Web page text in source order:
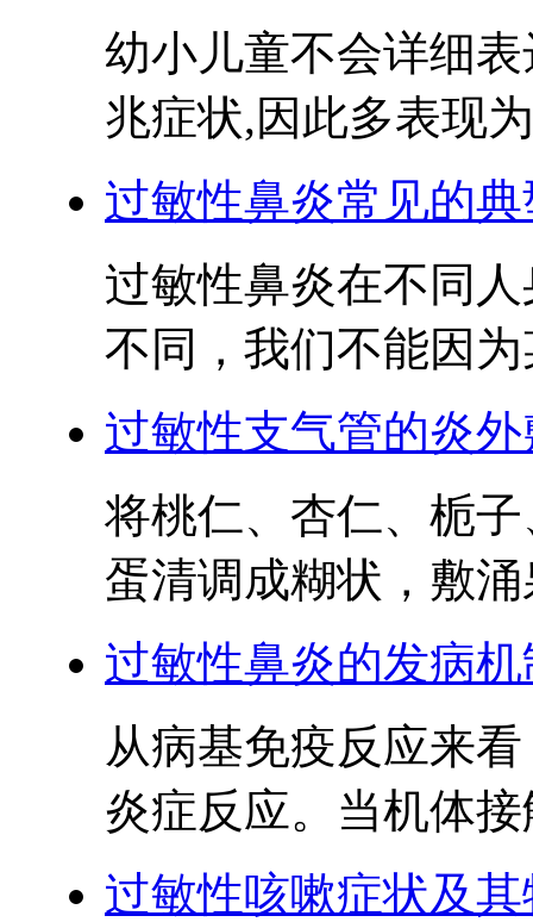
幼小儿童不会详细
兆症状,因此多表现
过敏性鼻炎常见的
过敏性鼻炎在不同
不同，我们不能因
过敏性支气管的炎
将桃仁、杏仁、栀
蛋清调成糊状，敷
过敏性鼻炎的发病
从病基免疫反应来
炎症反应。当机体
过敏性咳嗽症状及